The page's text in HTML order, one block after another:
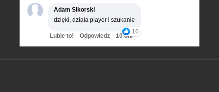
Adam Sikorski
dzięki, działa player i szukanie
10
Lubie to! Odpowiedz 10 dni